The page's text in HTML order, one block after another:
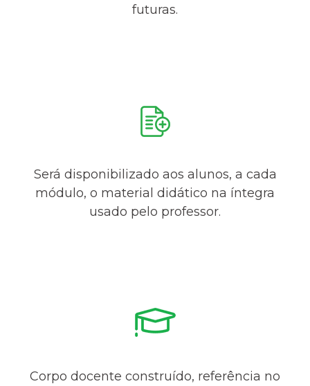
futuras.
Será disponibilizado aos alunos, a cada
módulo, o material didático na íntegra
usado pelo professor.
Corpo docente construído, referência no